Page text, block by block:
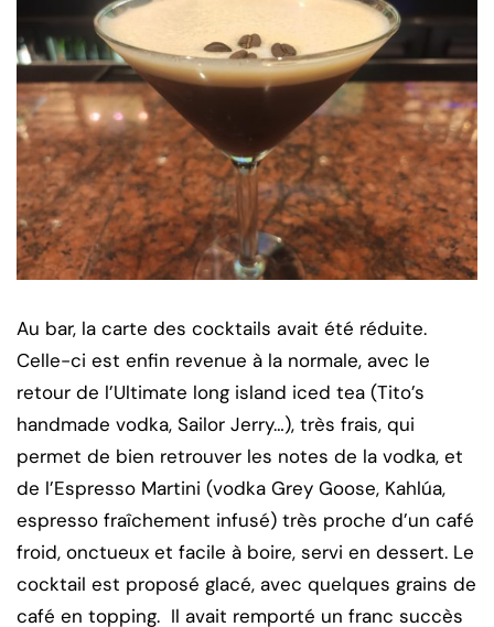
Au bar, la carte des cocktails avait été réduite.
Celle-ci est enfin revenue à la normale, avec le
retour de l’Ultimate long island iced tea (Tito’s
handmade vodka, Sailor Jerry…), très frais, qui
permet de bien retrouver les notes de la vodka, et
de l’Espresso Martini (vodka Grey Goose, Kahlúa,
espresso fraîchement infusé) très proche d’un café
froid, onctueux et facile à boire, servi en dessert. Le
cocktail est proposé glacé, avec quelques grains de
café en topping. Il avait remporté un franc succès